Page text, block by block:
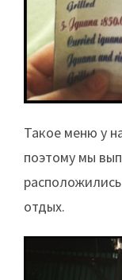
Такое меню у
поэтому мы
отдых.